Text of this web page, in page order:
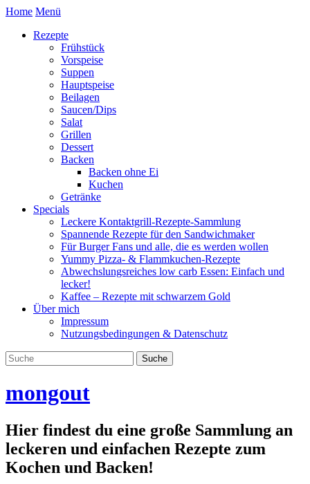
Home Menü
Rezepte
Frühstück
Vorspeise
Suppen
Hauptspeise
Beilagen
Saucen/Dips
Salat
Grillen
Dessert
Backen
Backen ohne Ei
Kuchen
Getränke
Specials
Leckere Kontaktgrill-Rezepte-Sammlung
Spannende Rezepte für den Sandwichmaker
Für Burger Fans und alle, die es werden wollen
Yummy Pizza- & Flammkuchen-Rezepte
Abwechslungsreiches low carb Essen: Einfach und
lecker!
Kaffee – Rezepte mit schwarzem Gold
Über mich
Impressum
Nutzungsbedingungen & Datenschutz
mongout
Hier findest du eine große Sammlung an
leckeren und einfachen Rezepte zum
Kochen und Backen!